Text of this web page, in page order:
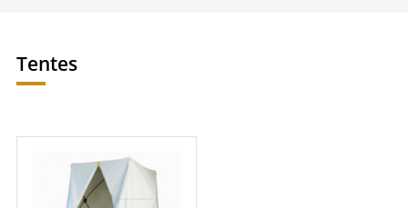
Tentes